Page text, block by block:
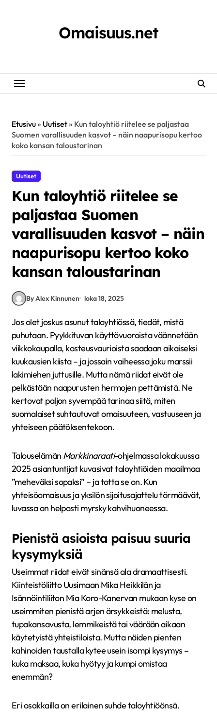
Omaisuus.net
Etusivu» Uutiset» Kun taloyhtiö riitelee se paljastaa
Suomen varallisuuden kasvot – näin naapurisopu kertoo
koko kansan taloustarinan
Uutiset
Kun taloyhtiö riitelee se
paljastaa Suomen
varallisuuden kasvot – näin
naapurisopu kertoo koko
kansan taloustarinan
By Alex Kinnunen loka 18, 2025
Jos olet joskus asunut taloyhtiössä, tiedät, mistä
puhutaan. Pyykkituvan käyttövuoroista väännetään
viikkokaupalla, kosteusvaurioista saadaan aikaiseksi
kuukausien kiista – ja jossain vaiheessa joku marssii
lakimiehen juttusille. Mutta nämä riidat eivät ole
pelkästään naapurusten hermojen pettämistä. Ne
kertovat paljon syvempää tarinaa siitä, miten
suomalaiset suhtautuvat omaisuuteen, vastuuseen ja
yhteiseen päätöksentekoon.
Talouselämän Markkinaraati-ohjelmassa lokakuussa
2025 asiantuntijat kuvasivat taloyhtiöiden maailmaa
”meheväksi sopaksi” – ja totta se on. Kun
yhteisöomaisuus ja yksilön sijoitusajattelu törmäävät,
luvassa on helposti myrsky kahvihuoneessa.
Pienistä asioista paisuu suuria
kysymyksiä
Useimmat riidat eivät sinänsä ala dramaattisesti.
Kiinteistöliitto Uusimaan Mika Heikkilän ja
Isännöintiliiton Mia Koro-Kanervan mukaan kyse on
useimmiten pienistä arjen ärsykkeistä: melusta,
tupakansavusta, lemmikeistä tai väärään aikaan
käytetyistä yhteistiloista. Mutta näiden pienten
kahinoiden taustalla kytee usein isompi kysymys –
kuka maksaa, kuka hyötyy ja kumpi omistaa
enemmän?
Eri osakkailla on erilainen suhde taloyhtiöönsä.